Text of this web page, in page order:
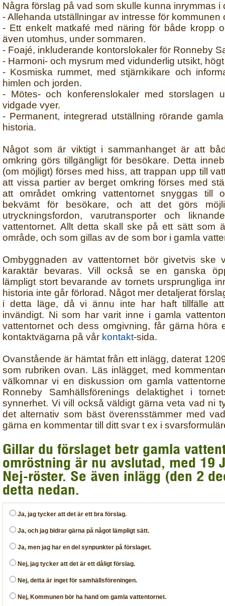
Några förslag på vad som skulle kunna inrymmas i
- Allehanda utställningar av intresse för
- Ett enkelt matkafé med näring för både kropp
även utomhus, under sommaren.
- Foajé, inkluderande kontorslokaler för Ronneby
- Harmoni- och mysrum med vidunderlig utsikt,
- Kosmiska rummet, med stjärnkikare och
himlen och jorden.
- Mötes- och konferenslokaler med storslagen
vidgade vyer.
- Permanent, integrerad utställning rörande
historia.
Något som är viktigt i sammanhanget är att
omkring görs tillgängligt för besökare. Detta
(om möjligt) förses med hiss, att trappan upp till
att vissa partier av berget omkring förses med
att området omkring vattentornet snyggas till
bekvämt för besökare, och att det görs
utryckningsfordon, varutransporter och
vattentornet. Allt detta skall ske på ett sätt som
område, och som gillas av de som bor i gamla
Ombyggnaden av vattentornet bör givetvis ske
karaktär bevaras. Vill också se en ganska
lämpligt stort bevarande av tornets ursprungliga
historia inte går förlorad. Något mer detaljerat
i detta läge, då vi ännu inte har haft tillfälle att
invändigt. Ni som har varit inne i gamla
vattentornet och dess omgivning, får gärna
kontaktvägarna på vår kontakt-sida.
Ovanstående är hämtat från ett inlägg, daterat
som rubriken ovan. Läs inlägget, med
välkomnar vi en diskussion om gamla
Ronneby Samhällsförenings delaktighet i
synnerhet. Vi vill också väldigt gärna veta vad ni
det alternativ som bäst överensstämmer med
gärna en kommentar till ditt svar t ex i
Gillar du förslaget betr gamla
omröstning är nu avslutad, med 19
Nej-röster. Se även inlägg (den 2
detta nedan.
Ja, jag tycker att det är ett bra förslag.
Ja, och jag bidrar gärna på något lämpligt sätt.
Ja, men jag har en del synpunkter på förslaget.
Nej, jag tycker att det är ett dåligt förslag.
Nej, detta är inget för samhällsföreningen.
Nej, Kommunen bör ha hand om gamla vattentornet.